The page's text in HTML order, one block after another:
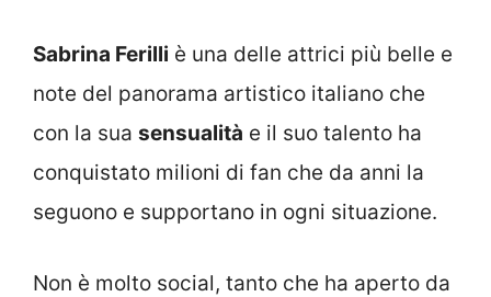
Sabrina Ferilli è una delle attrici più belle e
note del panorama artistico italiano che
con la sua sensualità e il suo talento ha
conquistato milioni di fan che da anni la
seguono e supportano in ogni situazione.
Non è molto social, tanto che ha aperto da